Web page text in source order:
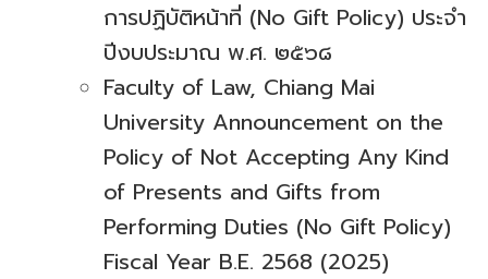
การปฏิบัติหน้าที่ (No Gift Policy) ประจำ
ปีงบประมาณ พ.ศ. ๒๕๖๘
Faculty of Law, Chiang Mai
University Announcement on the
Policy of Not Accepting Any Kind
of Presents and Gifts from
Performing Duties (No Gift Policy)
Fiscal Year B.E. 2568 (2025)